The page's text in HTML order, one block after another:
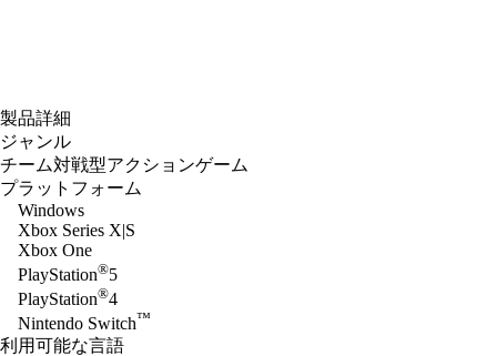
製品詳細
ジャンル
チーム対戦型アクションゲーム
プラットフォーム
Windows
Xbox Series X|S
Xbox One
PlayStation®5
PlayStation®4
Nintendo Switch™
利用可能な言語